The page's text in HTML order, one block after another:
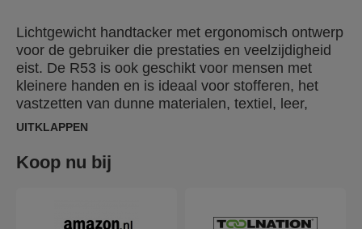
Lichtgewicht handtacker met ergonomisch ontwerp
voor de gebruiker die prestaties en veelzijdigheid
eist. De R53 is ook geschikt voor mensen met
kleinere handen en is ideaal voor stofferen, het
vastzetten van dunne materialen, textiel, leer,
papier en labels. De ergonomische R53 is in
slijtonderdelen van hoogwaardig staal. Inclusief
1.080 nieten 53/6 mm.
UITKLAPPEN
Koop nu bij